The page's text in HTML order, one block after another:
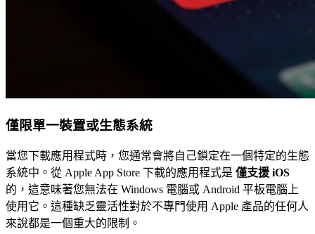
僅限單一裝置或生態系統
當您下載應用程式時，您通常會將自己鎖定在一個特定的生態
系統中。從 Apple App Store 下載的應用程式是 僅支援 iOS
的，這意味著您無法在 Windows 電腦或 Android 平板電腦上
使用它。這種缺乏靈活性對於不專門使用 Apple 產品的任何人
來說都是一個重大的限制。